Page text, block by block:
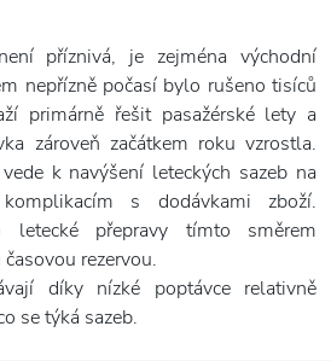
příznivá, je zejména východní
nepřízně počasí bylo rušeno tisíců
primárně řešit pasažérské lety a
zároveň začátkem roku vzrostla.
k navýšení leteckých sazeb na
s dodávkami zboží.
letecké přepravy tímto směrem
rezervou.
díky nízké poptávce relativně
se týká sazeb.